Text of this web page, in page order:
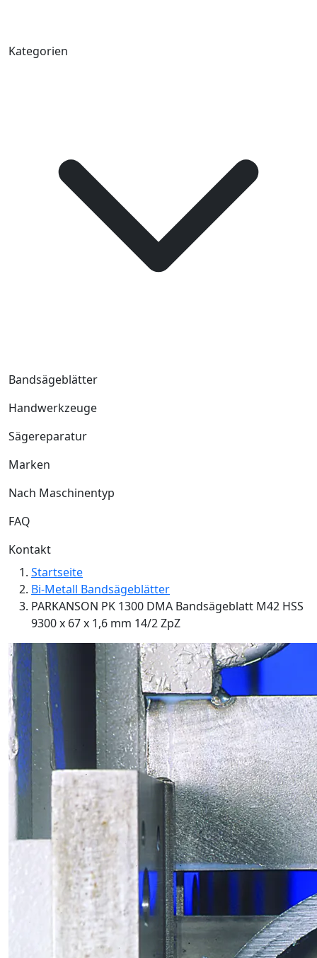
Kategorien
Bandsägeblätter
Handwerkzeuge
Sägereparatur
Marken
Nach Maschinentyp
FAQ
Kontakt
Startseite
Bi-Metall Bandsägeblätter
PARKANSON PK 1300 DMA Bandsägeblatt M42 HSS
9300 x 67 x 1,6 mm 14/2 ZpZ